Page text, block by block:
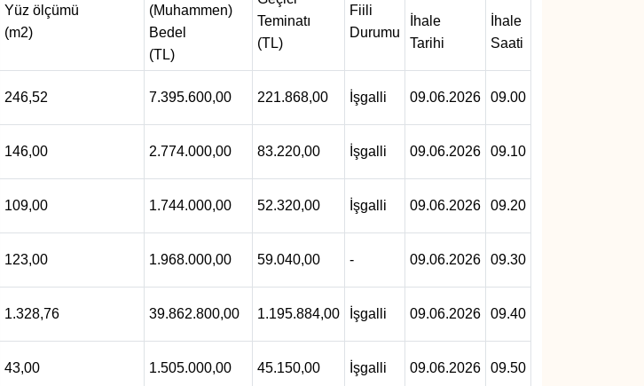
Yüz ölçümü
(m2)
(Muhammen)
Bedel
(TL)
Teminatı
(TL)
Fiili
Durumu
İhale
Tarihi
İhale
Saati
246,52 7.395.600,00 221.868,00 İşgalli 09.06.2026 09.00
146,00 2.774.000,00 83.220,00 İşgalli 09.06.2026 09.10
109,00 1.744.000,00 52.320,00 İşgalli 09.06.2026 09.20
123,00 1.968.000,00 59.040,00 - 09.06.2026 09.30
1.328,76 39.862.800,00 1.195.884,00 İşgalli 09.06.2026 09.40
43,00 1.505.000,00 45.150,00 İşgalli 09.06.2026 09.50